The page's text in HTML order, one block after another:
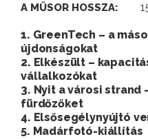
A MŰSOR HOSSZA:
1. GreenTech – a
újdonságokat
2. Elkészült –
vállalkozókat
3. Nyit a városi strand
fürdőzőket
4. Elsősegélynyújtó
5. Madárfotó-kiállítás